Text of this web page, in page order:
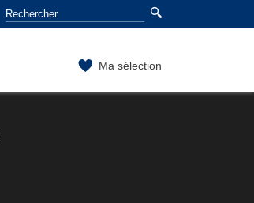
Ma sélection